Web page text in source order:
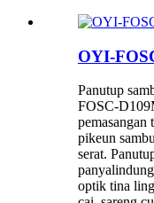
OYI-
Panutup
FOSC-
pemasangan
pikeun
serat.
optik tina